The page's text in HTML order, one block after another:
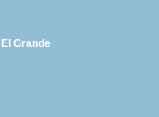
Grande